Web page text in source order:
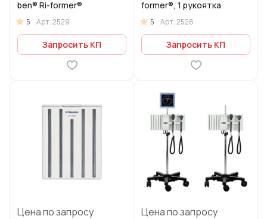
ben® Ri-former®
5 Арт.2529
Запросить КП
former®, 1 рукоятка
5 Арт.2528
Запросить КП
Цена по запросу Цена по запросу